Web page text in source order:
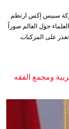
من صاروخ فالكون 9 تابع لشركة سبيس إكس ارتطم
حول العالم صوراً
على المركبات
ومجمع الفقه